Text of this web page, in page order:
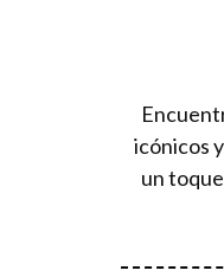
icónicos
un